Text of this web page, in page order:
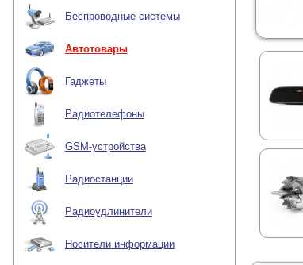
Беспроводные системы
Автотовары
Гаджеты
Радиотелефоны
GSM-устройства
Радиостанции
Радиоудлинители
Носители информации